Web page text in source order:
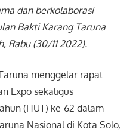
dan berkolaborasi
Bakti Karang Taruna
Rabu (30/11 2022).
menggelar rapat
Expo sekaligus
(HUT) ke-62 dalam
Nasional di Kota Solo,